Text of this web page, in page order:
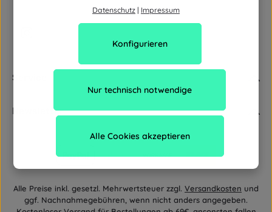
Service
Newsletter
Alle Preise inkl. gesetzl. Mehrwertsteuer zzgl. Versandkosten und
ggf. Nachnahmegebühren, wenn nicht anders angegeben.
Datenschutz | Impressum
Nur technisch notwendige
Konfigurieren
Alle Cookies akzeptieren